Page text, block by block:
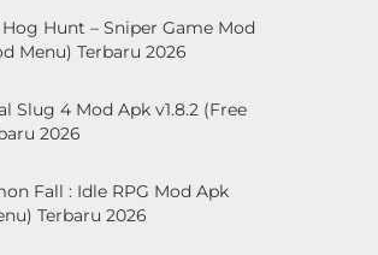
Hunt – Sniper Game Mod
Menu) Terbaru 2026
Slug 4 Mod Apk v1.8.2 (Free
2026
Fall : Idle RPG Mod Apk
Terbaru 2026